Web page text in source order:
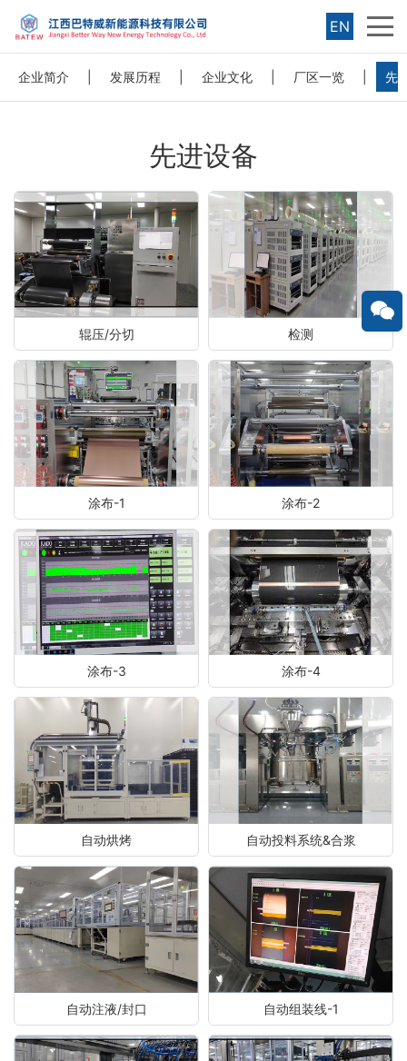
EN
企业简介 发展历程 企业文化 厂区一览 先
先进设备
辊压/分切 检测
涂布-1 涂布-2
涂布-3 涂布-4
自动烘烤 自动投料系统&合浆
自动注液/封口 自动组装线-1